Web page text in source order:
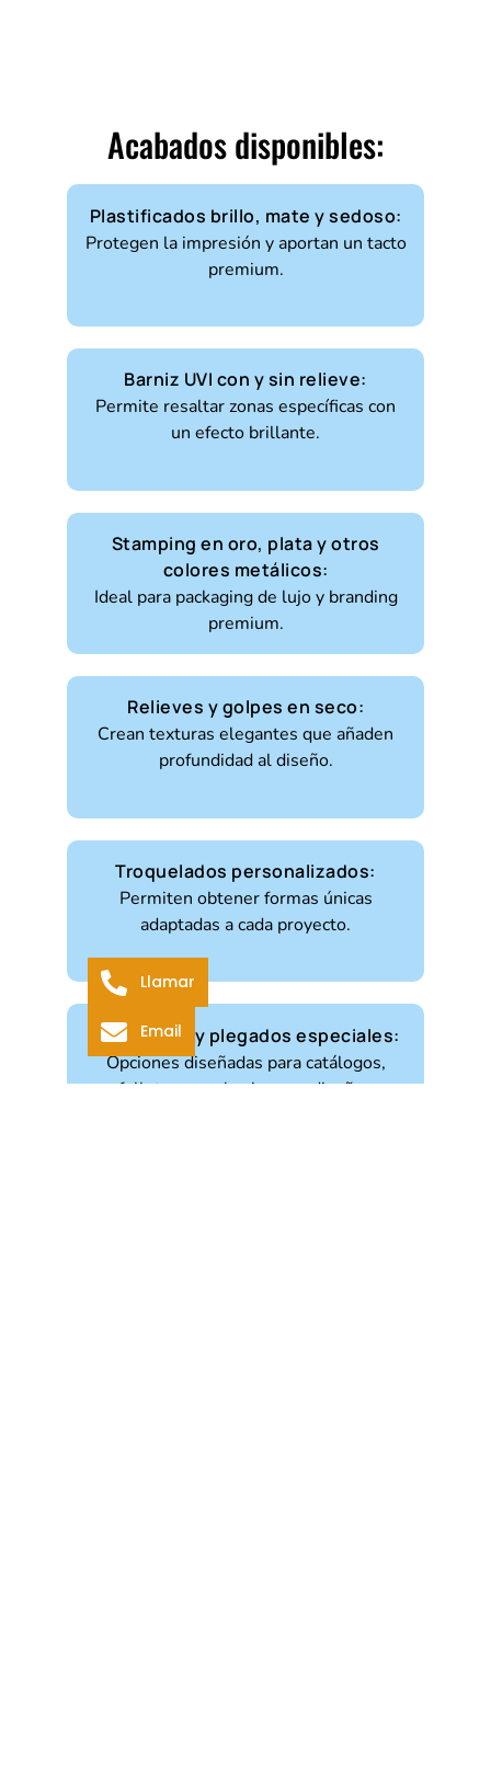
Acabados disponibles:
Plastificados brillo, mate y sedoso:
Protegen la impresión y aportan un tacto
premium.
Barniz UVI con y sin relieve:
Permite resaltar zonas específicas con
un efecto brillante.
Stamping en oro, plata y otros
colores metálicos:
Ideal para packaging de lujo y branding
premium.
Relieves y golpes en seco:
Crean texturas elegantes que añaden
profundidad al diseño.
Troquelados personalizados:
Permiten obtener formas únicas
adaptadas a cada proyecto.
Perforados y plegados especiales:
Opciones diseñadas para catálogos,
folletos y packaging con diseños
Llamar
Email